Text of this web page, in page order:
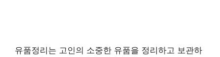
유품정리는 고인의 소중한 유품을 정리하고 보관하